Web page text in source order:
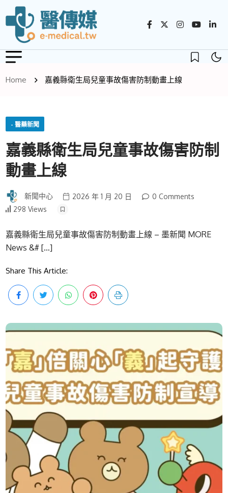
Home 嘉義縣衛生局兒童事故傷害防制動畫上線
- 醫藥新聞
嘉義縣衛生局兒童事故傷害防制
動畫上線
新聞中心 2026 年 1 月 20 日
0 Comments
298 Views
嘉義縣衛生局兒童事故傷害防制動畫上線 – 墨新聞 MORE
News &# […]
Share This Article: